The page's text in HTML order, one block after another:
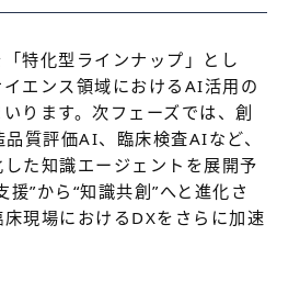
特化型ラインナップ」とし
エンス領域におけるAI活用の
ります。次フェーズでは、創
質評価AI、臨床検査AIなど、
た知識エージェントを展開予
援”から“知識共創”へと進化さ
現場におけるDXをさらに加速